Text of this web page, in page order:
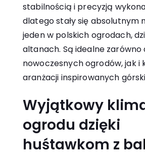
stabilnością i precyzją
dlatego stały się absolutnym
jeden w polskich ogrodach,
altanach. Są idealne zarówno
nowoczesnych ogrodów, jak i
aranżacji inspirowanych
Wyjątkowy
ogrodu dzięki
huśtawkom z